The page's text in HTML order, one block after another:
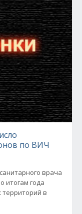
по ВИЧ
врача
итогам года
территорий в